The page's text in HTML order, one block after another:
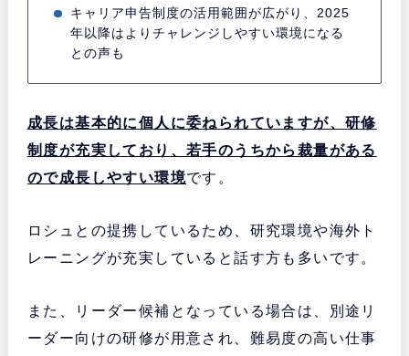
キャリア申告制度の活用範囲が広がり、2025
年以降はよりチャレンジしやすい環境になる
との声も
成長は基本的に個人に委ねられていますが、研修
制度が充実しており、若手のうちから裁量がある
ので成長しやすい環境です。
ロシュとの提携しているため、研究環境や海外ト
レーニングが充実していると話す方も多いです。
また、リーダー候補となっている場合は、別途リ
ーダー向けの研修が用意され、難易度の高い仕事